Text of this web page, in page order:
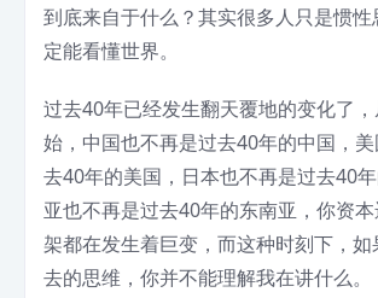
到底来自于什么？其实很多人只是惯
定能看懂世界。
过去40年已经发生翻天覆地的变化了
始，中国也不再是过去40年的中国，
去40年的美国，日本也不再是过去40
亚也不再是过去40年的东南亚，你资
架都在发生着巨变，而这种时刻下，
去的思维，你并不能理解我在讲什么。